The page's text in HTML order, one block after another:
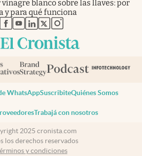
vinagre blanco sobre las llaves: por
y para qué funciona
abre en nueva pestaña
abre en nueva pestaña
abre en nueva pestaña
abre en nueva pestaña
abre en nueva pestaña
WhatsAppSuscribiteQuiénes Somos
Trabajá con nosotros
2025 cronista.com
los derechos reservados
y condiciones